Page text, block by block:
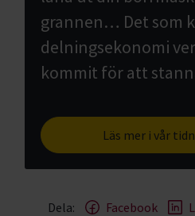
grannen… Det som
delningsekonomi
kommit för att
Läs mer i vår
Dela: Facebook